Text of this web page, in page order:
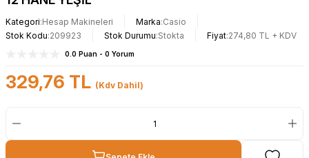
Kategori Hesap Makineleri Marka Casio
Stok Kodu 209923 Stok Durumu Stokta Fiyat 274,80 TL + KDV
0.0 Puan - 0 Yorum
329,76 TL (Kdv Dahil)